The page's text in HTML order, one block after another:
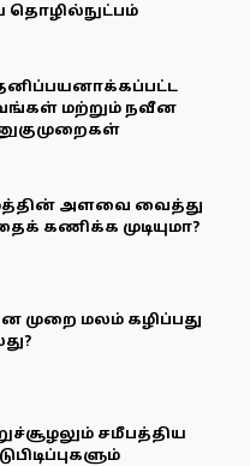
தொழில்நுட்பம்
மற்றும் நவீன
அளவை வைத்து
கணிக்க முடியுமா?
முறை மலம் கழிப்பது
சமீபத்திய